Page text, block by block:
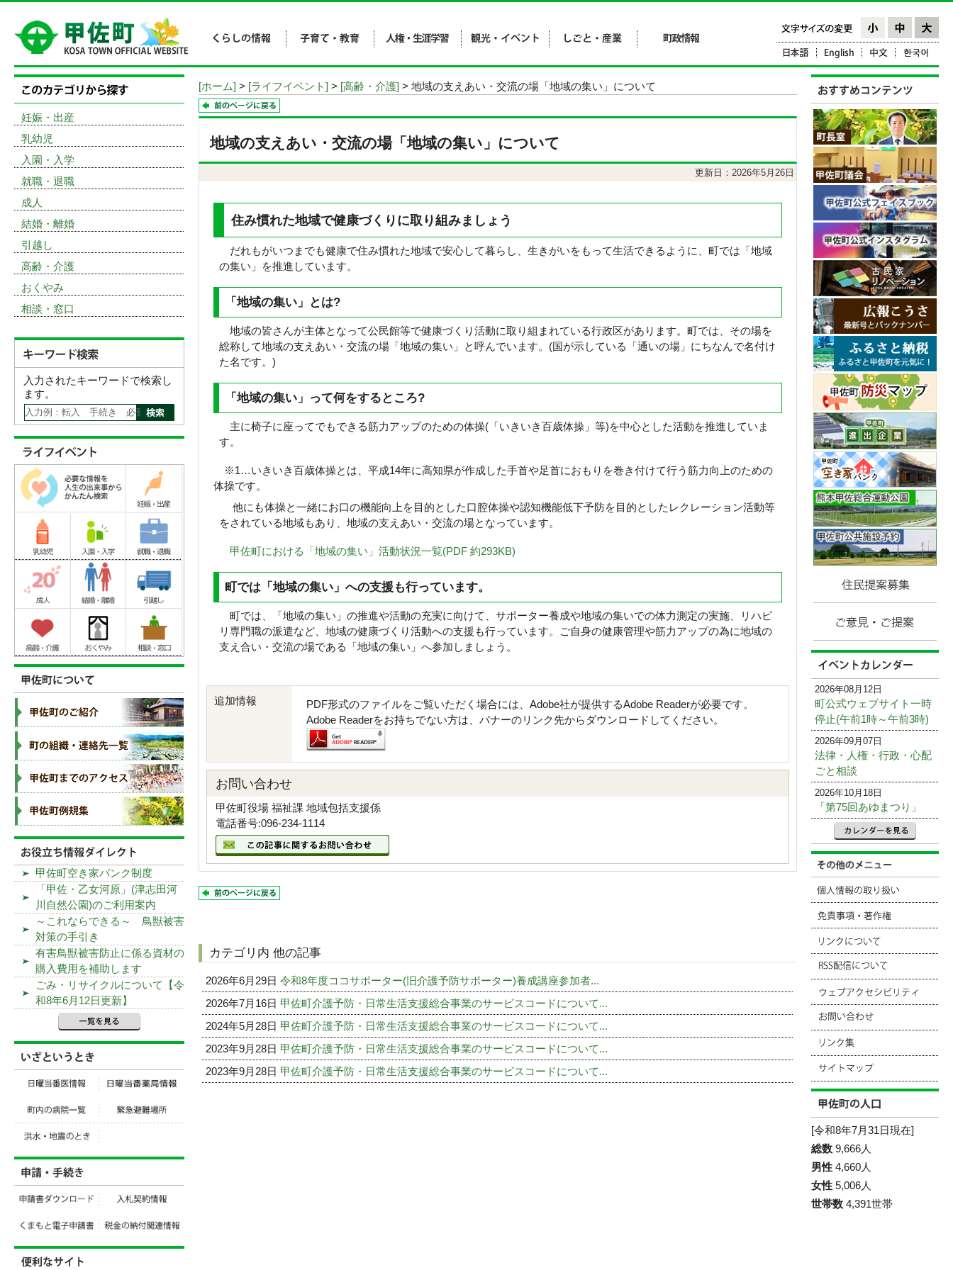
[ホーム] > [ライフイベント] > [高齢・介護] > 地域の支えあい・交流の場「地域の集い」について
地域の支えあい・交流の場「地域の集い」について
更新日：2026年5月26日
住み慣れた地域で健康づくりに取り組みましょう
だれもがいつまでも健康で住み慣れた地域で安心して暮らし、生きがいをもって生活できるように、町では「地域
の集い」を推進しています。
「地域の集い」とは?
地域の皆さんが主体となって公民館等で健康づくり活動に取り組まれている行政区があります。町では、その場を
総称して地域の支えあい・交流の場「地域の集い」と呼んでいます。(国が示している「通いの場」にちなんで名付け
た名です。)
「地域の集い」って何をするところ?
主に椅子に座ってでもできる筋力アップのための体操(「いきいき百歳体操」等)を中心とした活動を推進していま
す。
※1…いきいき百歳体操とは、平成14年に高知県が作成した手首や足首におもりを巻き付けて行う筋力向上のための
体操です。
他にも体操と一緒にお口の機能向上を目的とした口腔体操や認知機能低下予防を目的としたレクレーション活動等
をされている地域もあり、地域の支えあい・交流の場となっています。
甲佐町における「地域の集い」活動状況一覧(PDF 約293KB)
町では「地域の集い」への支援も行っています。
町では、「地域の集い」の推進や活動の充実に向けて、サポーター養成や地域の集いでの体力測定の実施、リハビ
リ専門職の派遣など、地域の健康づくり活動への支援も行っています。ご自身の健康管理や筋力アップの為に地域の
支え合い・交流の場である「地域の集い」へ参加しましょう。
追加情報
PDF形式のファイルをご覧いただく場合には、Adobe社が提供するAdobe Readerが必要です。
Adobe Readerをお持ちでない方は、バナーのリンク先からダウンロードしてください。
お問い合わせ
甲佐町役場 福祉課 地域包括支援係
電話番号:096-234-1114
カテゴリ内 他の記事
2026年6月29日 令和8年度ココサポーター(旧介護予防サポーター)養成講座参加者...
2026年7月16日 甲佐町介護予防・日常生活支援総合事業のサービスコードについて...
2024年5月28日 甲佐町介護予防・日常生活支援総合事業のサービスコードについて...
2023年9月28日 甲佐町介護予防・日常生活支援総合事業のサービスコードについて...
2023年9月28日 甲佐町介護予防・日常生活支援総合事業のサービスコードについて...
2026年08月12日
町公式ウェブサイト一時
停止(午前1時～午前3時)
2026年09月07日
法律・人権・行政・心配
ごと相談
2026年10月18日
「第75回あゆまつり」
[令和8年7月31日現在]
総数 9,666人
男性 4,660人
女性 5,006人
世帯数 4,391世帯
妊娠・出産
乳幼児
入園・入学
就職・退職
成人
結婚・離婚
引越し
高齢・介護
おくやみ
相談・窓口
入力されたキーワードで検索し
ます。
甲佐町空き家バンク制度
「甲佐・乙女河原」(津志田河
川自然公園)のご利用案内
～これならできる～ 鳥獣被害
対策の手引き
有害鳥獣被害防止に係る資材の
購入費用を補助します
ごみ・リサイクルについて【令
和8年6月12日更新】